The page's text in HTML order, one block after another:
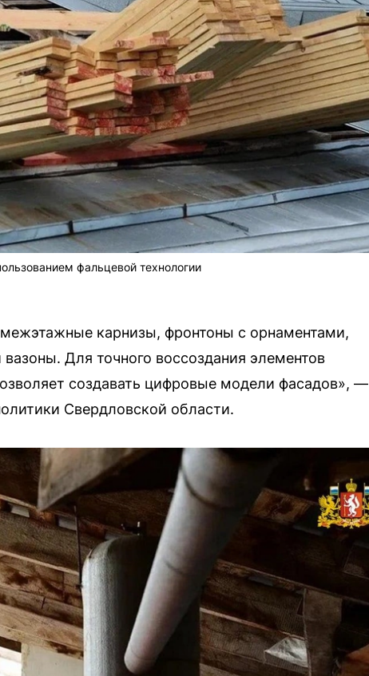
фальцевой технологии
карнизы, фронтоны с орнаментами,
Для точного воссоздания элементов
создавать цифровые модели фасадов», —
Свердловской области.